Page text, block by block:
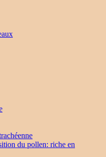
du pollen: riche en